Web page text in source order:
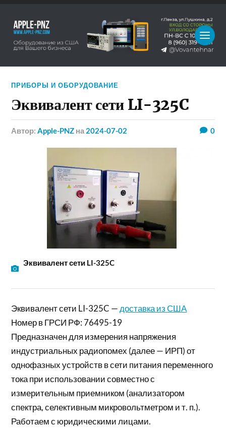
ПРИБОРЫ И ОБОРУДОВАНИЕ
Эквивалент сети LI-325C
Автор:Apple-PNZ на 2024-07-02 0
Эквивалент сети LI-325C
Эквивалент сети LI-325C — доставка из США
Номер в ГРСИ РФ: 76495-19
Предназначен для измерения напряжения
индустриальных радиопомех (далее — ИРП) от
однофазных устройств в сети питания переменного
тока при использовании совместно с
измерительным приемником (анализатором
спектра, селективным микровольтметром и т. п.).
Работаем с юридическими лицами.